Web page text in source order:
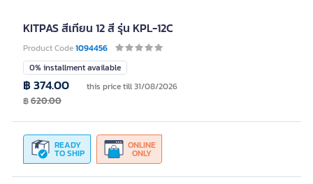
KITPAS สีเทียน 12 สี รุ่น KPL-12C
Product Code1094456
0% installment available
READY
TO SHIP
ONLINE
ONLY
฿ 374.00 this price till 31/08/2026
฿620.00